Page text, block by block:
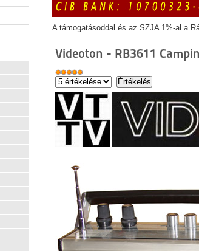
A támogatásoddal és az SZJA 1%-al a
Videoton - RB3611